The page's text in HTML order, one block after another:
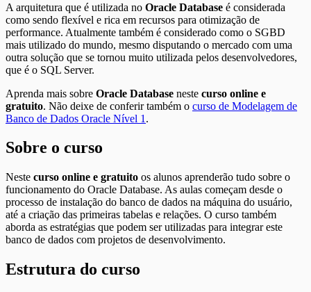
A arquitetura que é utilizada no Oracle Database é considerada
como sendo flexível e rica em recursos para otimização de
performance. Atualmente também é considerado como o SGBD
mais utilizado do mundo, mesmo disputando o mercado com uma
outra solução que se tornou muito utilizada pelos desenvolvedores,
que é o SQL Server.
Aprenda mais sobre Oracle Database neste curso online e
gratuito. Não deixe de conferir também o curso de Modelagem de
Banco de Dados Oracle Nível 1 .
Sobre o curso
Neste curso online e gratuito os alunos aprenderão tudo sobre o
funcionamento do Oracle Database. As aulas começam desde o
processo de instalação do banco de dados na máquina do usuário,
até a criação das primeiras tabelas e relações. O curso também
aborda as estratégias que podem ser utilizadas para integrar este
banco de dados com projetos de desenvolvimento.
Estrutura do curso